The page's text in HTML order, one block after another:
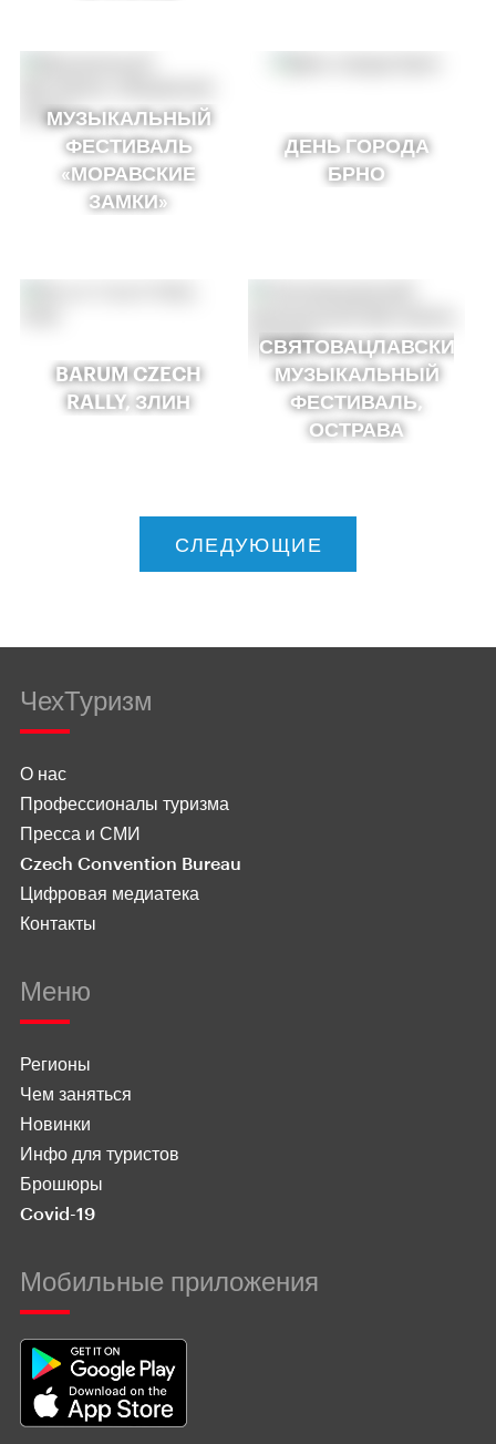
МУЗЫКАЛЬНЫЙ
ФЕСТИВАЛЬ
«МОРАВСКИЕ
ЗАМКИ»
ДЕНЬ ГОРОДА
БРНО
BARUM CZECH
RALLY, ЗЛИН
СВЯТОВАЦЛАВСКИЙ
МУЗЫКАЛЬНЫЙ
ФЕСТИВАЛЬ,
ОСТРАВА
СЛЕДУЮЩИЕ
ЧехТуризм
О нас
Профессионалы туризма
Пресса и СМИ
Czech Convention Bureau
Цифровая медиатека
Контакты
Меню
Регионы
Чем заняться
Новинки
Инфо для туристов
Брошюры
Covid-19
Мобильные приложения